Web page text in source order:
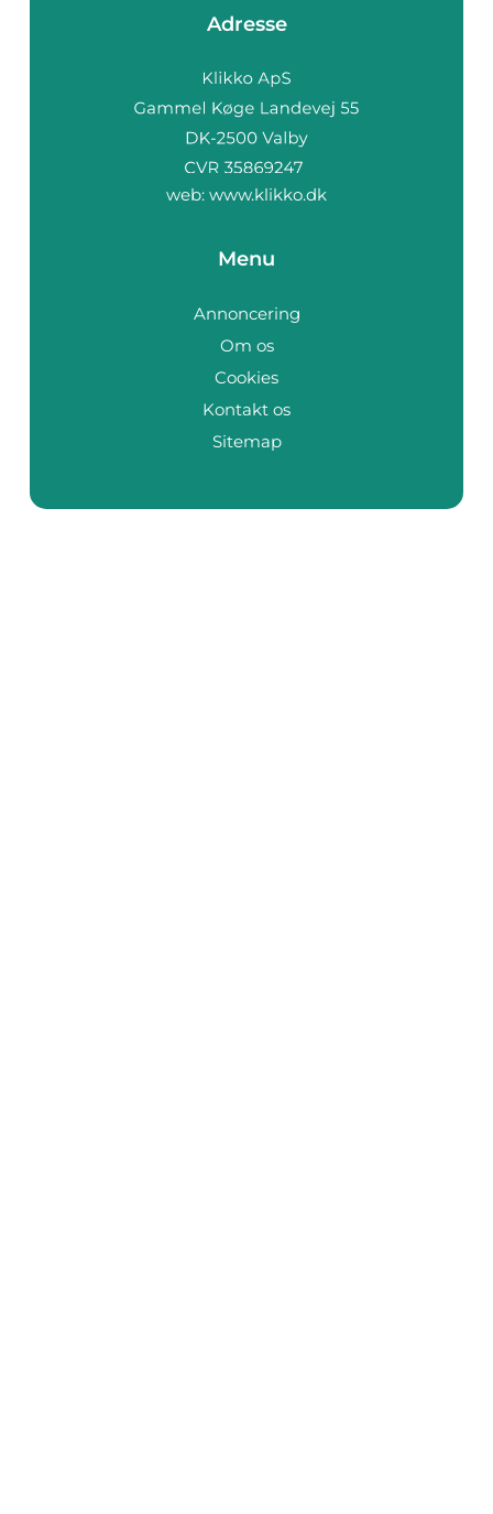
Adresse
web: www.klikko.dk
Menu
Annoncering
Om os
Cookies
Kontakt os
Sitemap